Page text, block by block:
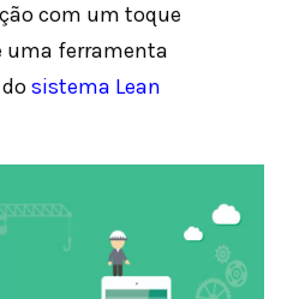
com um toque
uma ferramenta
sistema Lean